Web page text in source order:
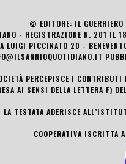
© EDITORE: IL
- REGISTRAZIONE N. 201 IL
LUIGI PICCINATO 20 -
PERCEPISCE I
AI SENSI DELLA LETTERA F)
LA TESTATA ADERISCE
COOPERATIVA ISCRITTA